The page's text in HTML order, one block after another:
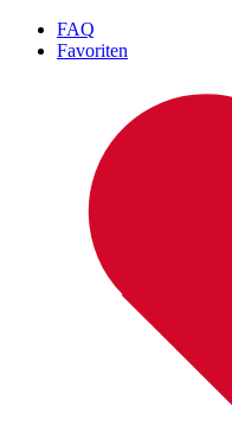
FAQ
Favoriten